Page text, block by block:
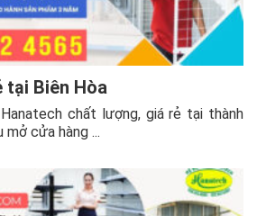
tại Biên Hòa
chất lượng, giá rẻ tại thành
mở cửa hàng ...